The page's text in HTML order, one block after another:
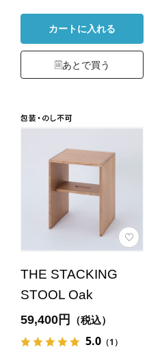
カートに入れる
あとで買う
THE STACKING
STOOL Oak
59,400円 （税込）
5.0（1）